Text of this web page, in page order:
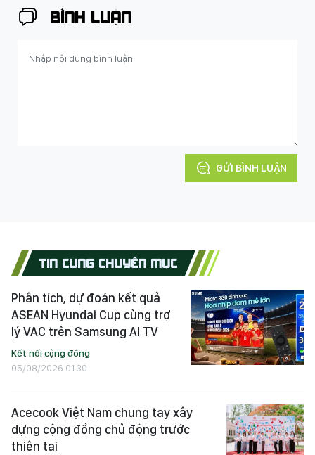
BÌNH LUẬN
GỬI BÌNH LUẬN
TIN CÙNG CHUYÊN MỤC
Phân tích, dự đoán kết quả
ASEAN Hyundai Cup cùng trợ
lý VAC trên Samsung AI TV
Kết nối cộng đồng
05/08/2026 01:30
Acecook Việt Nam chung tay xây
dựng cộng đồng chủ động trước
thiên tai